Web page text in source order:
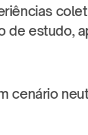
de estudo,
cenário